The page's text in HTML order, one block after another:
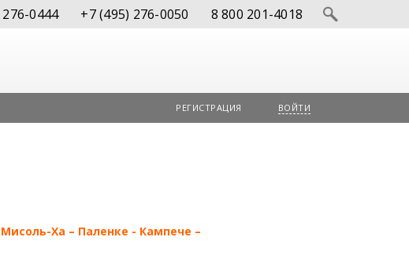
0444 +7 (495) 276-0050 8 800 201-4018
РЕГИСТРАЦИЯ ВОЙТИ
Ха – Паленке - Кампече –